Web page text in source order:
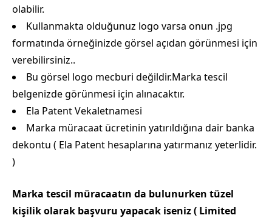
olabilir.
Kullanmakta olduğunuz logo varsa onun .jpg
formatında örneğinizde görsel açıdan görünmesi için
verebilirsiniz..
Bu görsel logo mecburi değildir.Marka tescil
belgenizde görünmesi için alınacaktır.
Ela Patent Vekaletnamesi
Marka müracaat ücretinin yatırıldığına dair banka
dekontu ( Ela Patent hesaplarına yatırmanız yeterlidir.
)
Marka tescil müracaatın da bulunurken tüzel
kişilik olarak başvuru yapacak iseniz ( Limited